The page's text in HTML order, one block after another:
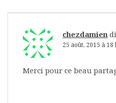
chezdamien
25 août, 2015 à
Merci pour ce beau